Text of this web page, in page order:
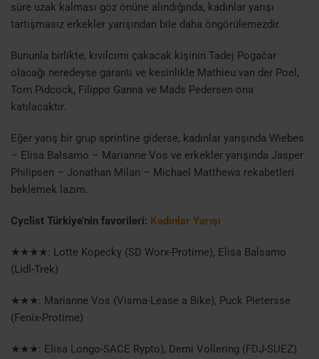
süre uzak kalması göz önüne alındığında, kadınlar yarışı
tartışmasız erkekler yarışından bile daha öngörülemezdir.
Bununla birlikte, kıvılcımı çakacak kişinin Tadej Pogačar
olacağı neredeyse garanti ve kesinlikle Mathieu van der Poel,
Tom Pidcock, Filippo Ganna ve Mads Pedersen ona
katılacaktır.
Eğer yarış bir grup sprintine giderse, kadınlar yarışında Wiebes
– Elisa Balsamo – Marianne Vos ve erkekler yarışında Jasper
Philipsen – Jonathan Milan – Michael Matthews rekabetleri
beklemek lazım.
Cyclist Türkiye’nin favorileri: Kadınlar Yarışı
★★★★: Lotte Kopecky (SD Worx-Protime), Elisa Balsamo
(Lidl-Trek)
★★★: Marianne Vos (Visma-Lease a Bike), Puck Pietersse
(Fenix-Protime)
★★★: Elisa Longo-SACE Rypto), Demi Vollering (FDJ-SUEZ)